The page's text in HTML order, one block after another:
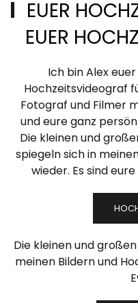
EUER
EUER
Ich bin Alex
Hochzeitsvideograf
Fotograf und Filmer
und eure ganz
Die kleinen und
spiegeln sich in
wieder. Es sind
Die kleinen und
meinen Bildern und